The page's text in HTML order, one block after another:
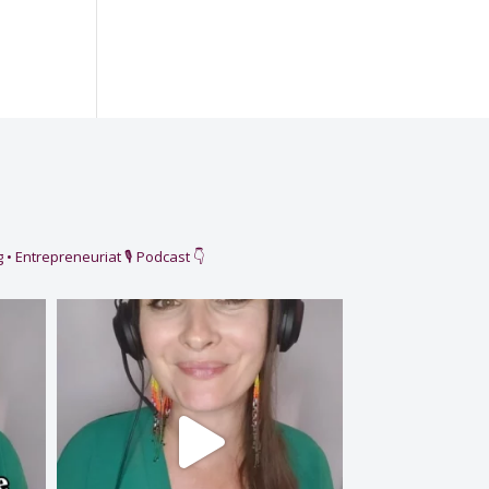
• Entrepreneuriat🎙️ Podcast 👇